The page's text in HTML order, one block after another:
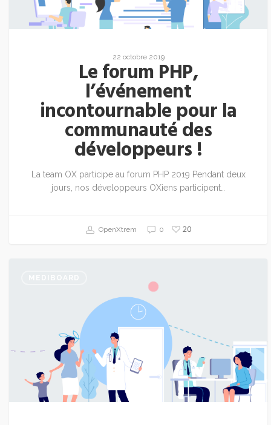
22 octobre 2019
Le forum PHP,
l’événement
incontournable pour la
communauté des
développeurs !
La team OX participe au forum PHP 2019 Pendant deux
jours, nos développeurs OXiens participent…
OpenXtrem 0 20